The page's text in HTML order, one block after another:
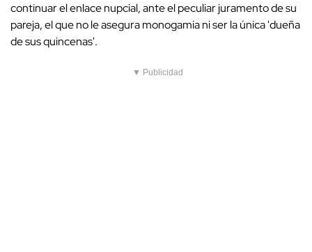
continuar el enlace nupcial, ante el peculiar juramento de su
pareja, el que no le asegura monogamia ni ser la única 'dueña
de sus quincenas'.
▼ Publicidad